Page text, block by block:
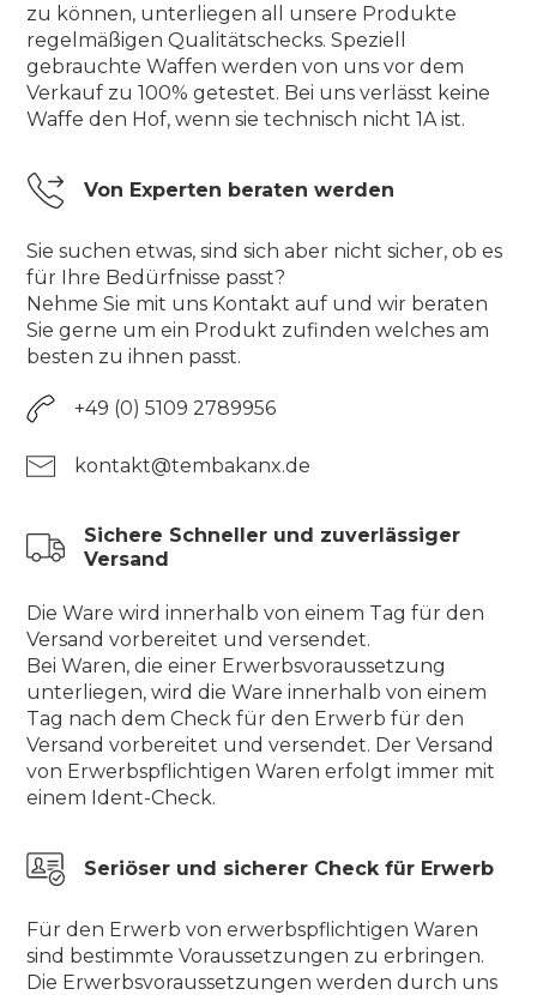
zu können, unterliegen all unsere Produkte
regelmäßigen Qualitätschecks. Speziell
gebrauchte Waffen werden von uns vor dem
Verkauf zu 100% getestet. Bei uns verlässt keine
Waffe den Hof, wenn sie technisch nicht 1A ist.
Von Experten beraten werden
Sie suchen etwas, sind sich aber nicht sicher, ob es
für Ihre Bedürfnisse passt?
Nehme Sie mit uns Kontakt auf und wir beraten
Sie gerne um ein Produkt zufinden welches am
besten zu ihnen passt.
+49 (0) 5109 2789956
kontakt@tembakanx.de
Sichere Schneller und zuverlässiger
Versand
Die Ware wird innerhalb von einem Tag für den
Versand vorbereitet und versendet.
Bei Waren, die einer Erwerbsvoraussetzung
unterliegen, wird die Ware innerhalb von einem
Tag nach dem Check für den Erwerb für den
Versand vorbereitet und versendet. Der Versand
von Erwerbspflichtigen Waren erfolgt immer mit
einem Ident-Check.
Seriöser und sicherer Check für Erwerb
Für den Erwerb von erwerbspflichtigen Waren
sind bestimmte Voraussetzungen zu erbringen.
Die Erwerbsvoraussetzungen werden durch uns